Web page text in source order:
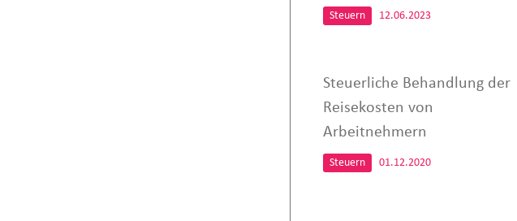
Steuern 12.06.2023
Steuerliche Behandlung der
Reisekosten von
Arbeitnehmern
Steuern 01.12.2020